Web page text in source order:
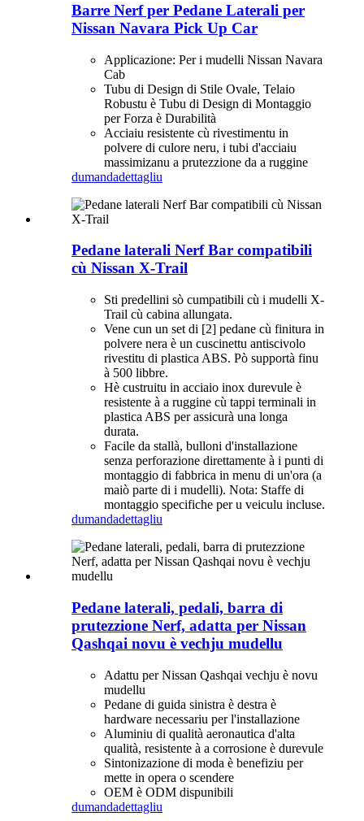
Barre Nerf per Pedane Laterali per
Nissan Navara Pick Up Car
Applicazione: Per i mudelli Nissan Navara
Cab
Tubu di Design di Stile Ovale, Telaio
Robustu è Tubu di Design di Montaggio
per Forza è Durabilità
Acciaiu resistente cù rivestimentu in
polvere di culore neru, i tubi d'acciaiu
massimizanu a prutezzione da a ruggine
dumandadettagliu
Pedane laterali Nerf Bar compatibili
cù Nissan X-Trail
Sti predellini sò cumpatibili cù i mudelli X-
Trail cù cabina allungata.
Vene cun un set di [2] pedane cù finitura in
polvere nera è un cuscinettu antiscivolo
rivestitu di plastica ABS. Pò supportà finu
à 500 libbre.
Hè custruitu in acciaio inox durevule è
resistente à a ruggine cù tappi terminali in
plastica ABS per assicurà una longa
durata.
Facile da stallà, bulloni d'installazione
senza perforazione direttamente à i punti di
montaggio di fabbrica in menu di un'ora (a
maiò parte di i mudelli). Nota: Staffe di
montaggio specifiche per u veiculu incluse.
dumandadettagliu
Pedane laterali, pedali, barra di
prutezzione Nerf, adatta per Nissan
Qashqai novu è vechju mudellu
Adattu per Nissan Qashqai vechju è novu
mudellu
Pedane di guida sinistra è destra è
hardware necessariu per l'installazione
Aluminiu di qualità aeronautica d'alta
qualità, resistente à a corrosione è durevule
Sintonizazione di moda è benefiziu per
mette in opera o scendere
OEM è ODM dispunibili
dumandadettagliu